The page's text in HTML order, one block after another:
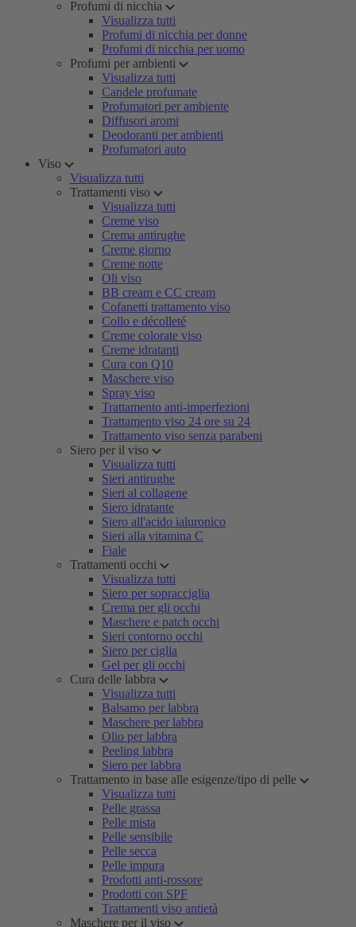
Profumi di nicchia
Visualizza tutti
Profumi di nicchia per donne
Profumi di nicchia per uomo
Profumi per ambienti
Visualizza tutti
Candele profumate
Profumatori per ambiente
Diffusori aromi
Deodoranti per ambienti
Profumatori auto
Viso
Visualizza tutti
Trattamenti viso
Visualizza tutti
Creme viso
Crema antirughe
Creme giorno
Creme notte
Oli viso
BB cream e CC cream
Cofanetti trattamento viso
Collo e décolleté
Creme colorate viso
Creme idratanti
Cura con Q10
Maschere viso
Spray viso
Trattamento anti-imperfezioni
Trattamento viso 24 ore su 24
Trattamento viso senza parabeni
Siero per il viso
Visualizza tutti
Sieri antirughe
Sieri al collagene
Siero idratante
Siero all'acido ialuronico
Sieri alla vitamina C
Fiale
Trattamenti occhi
Visualizza tutti
Siero per sopracciglia
Crema per gli occhi
Maschere e patch occhi
Sieri contorno occhi
Siero per ciglia
Gel per gli occhi
Cura delle labbra
Visualizza tutti
Balsamo per labbra
Maschere per labbra
Olio per labbra
Peeling labbra
Siero per labbra
Trattamento in base alle esigenze/tipo di pelle
Visualizza tutti
Pelle grassa
Pelle mista
Pelle sensibile
Pelle secca
Pelle impura
Prodotti anti-rossore
Prodotti con SPF
Trattamenti viso antietà
Maschere per il viso